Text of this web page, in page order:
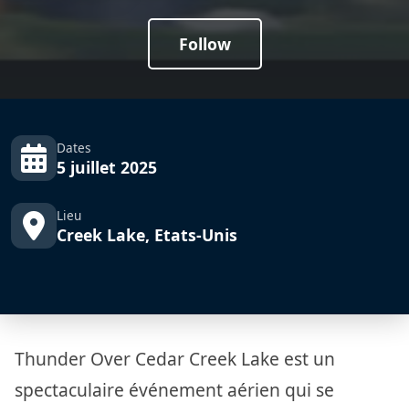
Follow
Dates
5 juillet 2025
Lieu
Creek Lake, Etats-Unis
Thunder Over Cedar Creek Lake est un
spectaculaire événement aérien qui se